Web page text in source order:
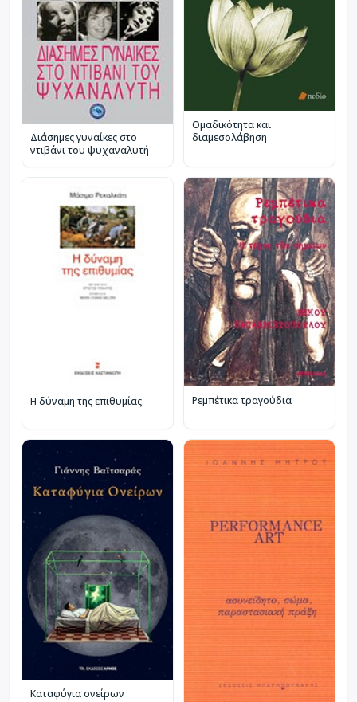
Διάσημες γυναίκες στο
ντιβάνι του ψυχαναλυτή
Ομαδικότητα και
διαμεσολάβηση
Η δύναμη της επιθυμίας Ρεμπέτικα τραγούδια
Καταφύγια ονείρων